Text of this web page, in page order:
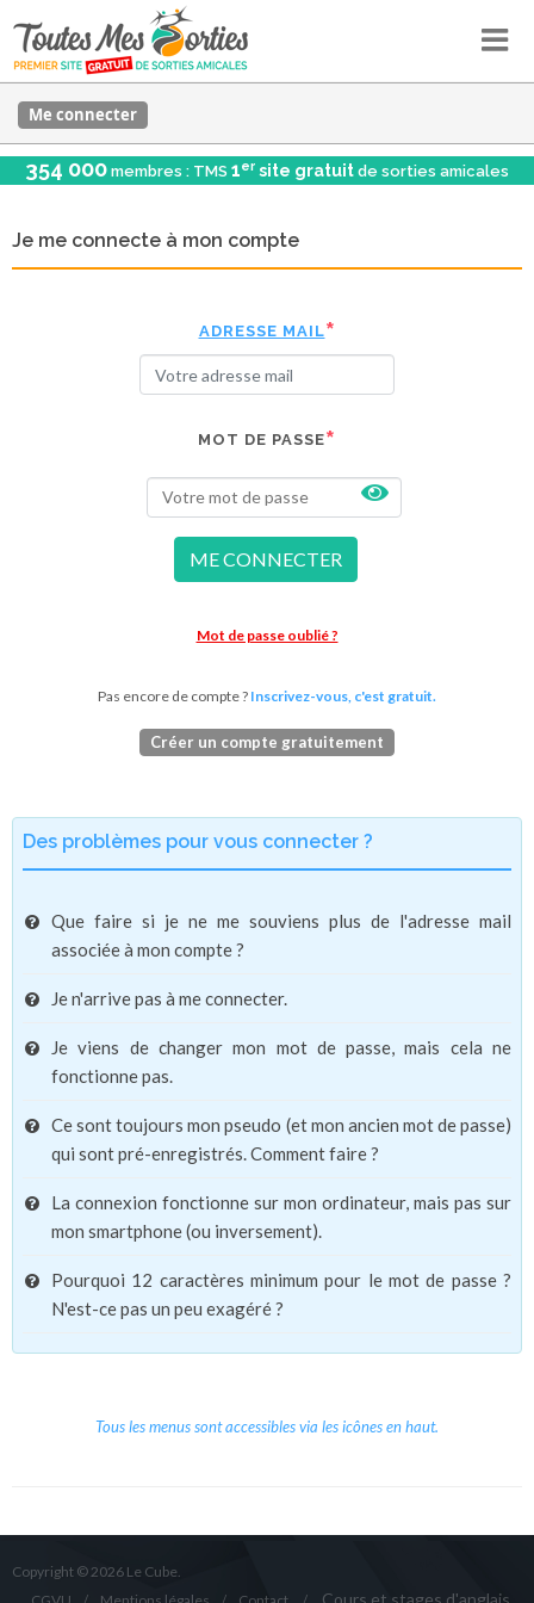
Me connecter
354 000 membres : TMS 1er site gratuit de sorties amicales
Je me connecte à mon compte
ADRESSE MAIL
MOT DE PASSE
ME CONNECTER
Mot de passe oublié ?
Pas encore de compte ? Inscrivez-vous, c'est gratuit.
Créer un compte gratuitement
Des problèmes pour vous connecter ?
Que faire si je ne me souviens plus de l'adresse mail
associée à mon compte ?
Je n'arrive pas à me connecter.
Je viens de changer mon mot de passe, mais cela ne
fonctionne pas.
Ce sont toujours mon pseudo (et mon ancien mot de passe)
qui sont pré-enregistrés. Comment faire ?
La connexion fonctionne sur mon ordinateur, mais pas sur
mon smartphone (ou inversement).
Pourquoi 12 caractères minimum pour le mot de passe ?
N'est-ce pas un peu exagéré ?
Tous les menus sont accessibles via les icônes en haut.
Copyright © 2026 Le Cube.
Cours et stages d'anglais